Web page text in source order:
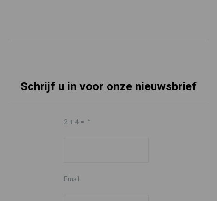
Schrijf u in voor onze nieuwsbrief
2 + 4 = *
Email